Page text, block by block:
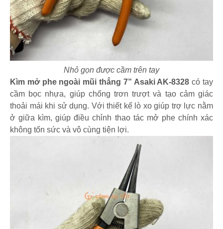
Nhỏ gọn được cầm trên tay
Kìm mở phe ngoài mũi thẳng 7” Asaki AK-8328 có tay
cầm bọc nhựa, giúp chống trơn trượt và tạo cảm giác
thoải mái khi sử dụng. Với thiết kế lò xo giúp trợ lực nằm
ở giữa kìm, giúp điều chỉnh thao tác mở phe chính xác
không tốn sức và vô cùng tiện lợi.